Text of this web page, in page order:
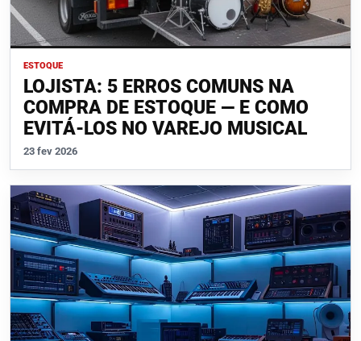
ESTOQUE
LOJISTA: 5 ERROS COMUNS NA
COMPRA DE ESTOQUE — E COMO
EVITÁ-LOS NO VAREJO MUSICAL
23 fev 2026